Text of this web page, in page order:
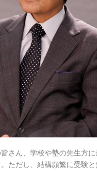
さん、学校や塾の先生方
ただし、結構頻繁に受験